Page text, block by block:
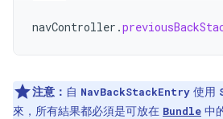
navController .
注意： 自 NavBackStackEntry 使用
來，所有結果都必須是可放在 Bundle 中